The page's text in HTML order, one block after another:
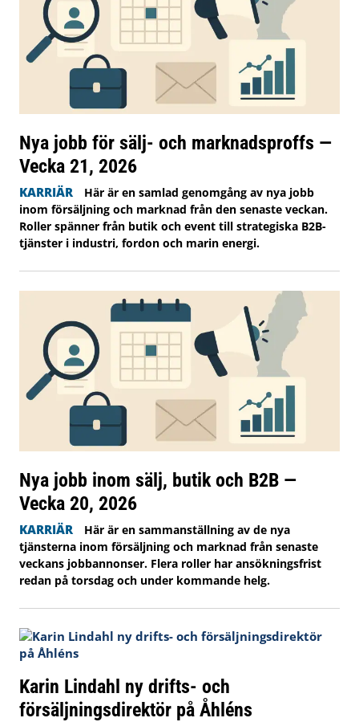
Nya jobb för sälj- och marknadsproffs —
Vecka 21, 2026
KARRIÄR
Här är en samlad genomgång av nya jobb
inom försäljning och marknad från den senaste veckan.
Roller spänner från butik och event till strategiska B2B-
tjänster i industri, fordon och marin energi.
Nya jobb inom sälj, butik och B2B —
Vecka 20, 2026
KARRIÄR
Här är en sammanställning av de nya
tjänsterna inom försäljning och marknad från senaste
veckans jobbannonser. Flera roller har ansökningsfrist
redan på torsdag och under kommande helg.
Karin Lindahl ny drifts- och
försäljningsdirektör på Åhléns